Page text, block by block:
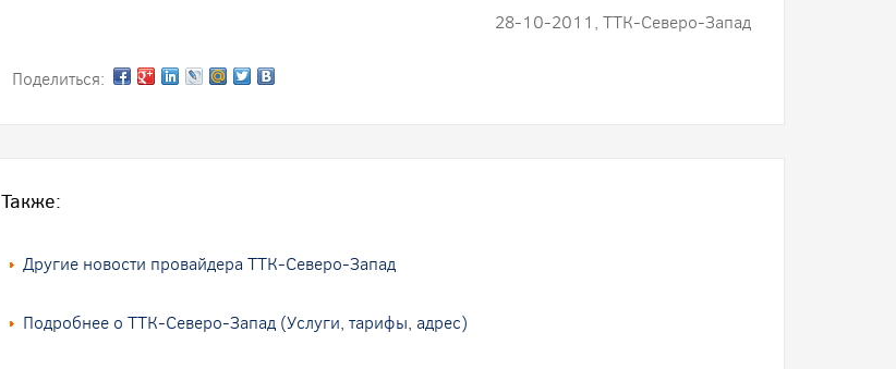
28-10-2011, ТТК-Северо-Запад
Поделиться:
Также:
Другие новости провайдера ТТК-Северо-Запад
Подробнее о ТТК-Северо-Запад (Услуги, тарифы, адрес)